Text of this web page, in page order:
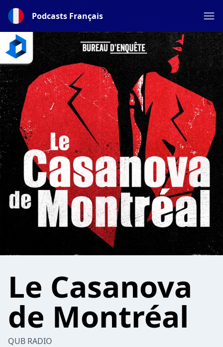
Podcasts Français
Le Casanova
de Montréal
QUB RADIO